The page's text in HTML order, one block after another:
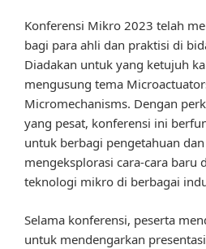
Konferensi Mikro 2023 telah
bagi para ahli dan praktisi di
Diadakan untuk yang ketujuh
mengusung tema
Micromechanisms. Dengan
yang pesat, konferensi ini
untuk berbagi pengetahuan
mengeksplorasi cara-cara baru
teknologi mikro di berbagai
Selama konferensi, peserta
untuk mendengarkan